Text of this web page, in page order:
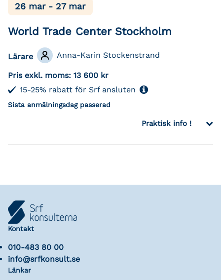
26 mar - 27 mar
World Trade Center Stockholm
Lärare Anna-Karin Stockenstrand
Pris exkl. moms: 13 600 kr
15-25% rabatt för Srf ansluten
Sista anmälningsdag passerad
Praktisk info !
Kontakt
010-483 80 00
info@srfkonsult.se
Länkar